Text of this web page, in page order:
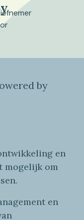
by
en
mogelijk om
en